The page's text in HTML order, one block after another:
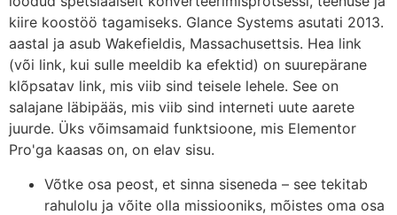
kiire koostöö tagamiseks. Glance Systems asutati 2013.
aastal ja asub Wakefieldis, Massachusettsis. Hea link
(või link, kui sulle meeldib ka efektid) on suurepärane
klõpsatav link, mis viib sind teisele lehele. See on
salajane läbipääs, mis viib sind interneti uute aarete
juurde. Üks võimsamaid funktsioone, mis Elementor
Pro'ga kaasas on, on elav sisu.
Võtke osa peost, et sinna siseneda – see tekitab
rahulolu ja võite olla missiooniks, mõistes oma osa